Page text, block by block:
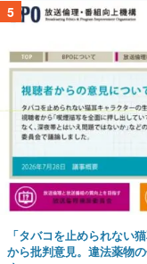
5
「タバコを止められない
から批判意見。違法薬物